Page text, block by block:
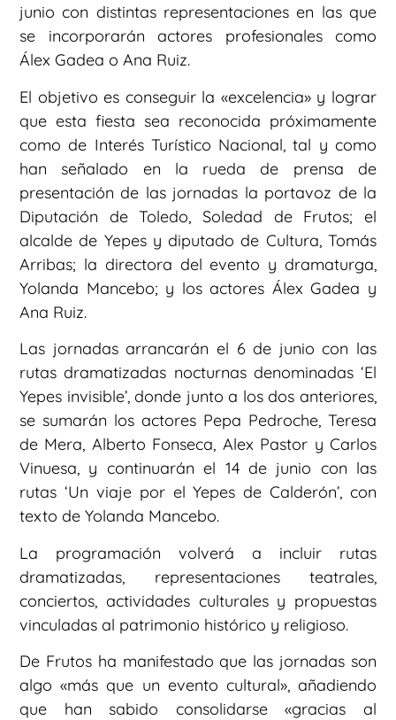
junio con distintas representaciones en las que
se incorporarán actores profesionales como
Álex Gadea o Ana Ruiz.
El objetivo es conseguir la «excelencia» y lograr
que esta fiesta sea reconocida próximamente
como de Interés Turístico Nacional, tal y como
han señalado en la rueda de prensa de
presentación de las jornadas la portavoz de la
Diputación de Toledo, Soledad de Frutos; el
alcalde de Yepes y diputado de Cultura, Tomás
Arribas; la directora del evento y dramaturga,
Yolanda Mancebo; y los actores Álex Gadea y
Ana Ruiz.
Las jornadas arrancarán el 6 de junio con las
rutas dramatizadas nocturnas denominadas ‘El
Yepes invisible’, donde junto a los dos anteriores,
se sumarán los actores Pepa Pedroche, Teresa
de Mera, Alberto Fonseca, Alex Pastor y Carlos
Vinuesa, y continuarán el 14 de junio con las
rutas ‘Un viaje por el Yepes de Calderón’, con
texto de Yolanda Mancebo.
La programación volverá a incluir rutas
dramatizadas, representaciones teatrales,
conciertos, actividades culturales y propuestas
vinculadas al patrimonio histórico y religioso.
De Frutos ha manifestado que las jornadas son
algo «más que un evento cultural», añadiendo
que han sabido consolidarse «gracias al